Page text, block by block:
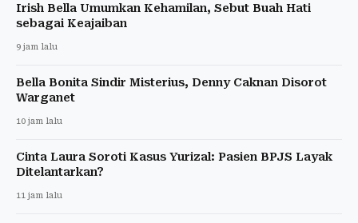
Irish Bella Umumkan Kehamilan, Sebut Buah Hati
sebagai Keajaiban
9 jam lalu
Bella Bonita Sindir Misterius, Denny Caknan Disorot
Warganet
10 jam lalu
Cinta Laura Soroti Kasus Yurizal: Pasien BPJS Layak
Ditelantarkan?
11 jam lalu